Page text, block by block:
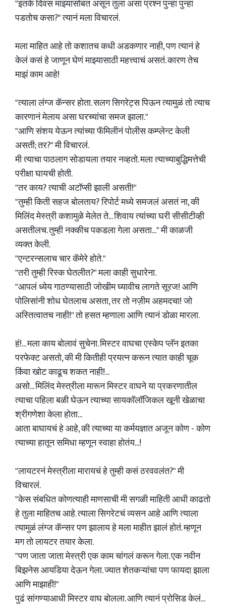
"इतके दिवस माझ्यासोबत असून तुला असा प्रश्न पुन्हा पुन्हा
पडतोच कसा?" त्यानं मला विचारलं.
मला माहित आहे तो कशातच कधी अडकणार नाही, पण त्यानं हे
केलं कसं हे जाणून घेणं माझ्यासाठी महत्त्वाचं असतं. कारण तेच
माझं काम आहे!
"त्याला लंग्ज कॅन्सर होता. सलग सिगरेट्स पिऊन त्यामुळं तो त्याच
कारणानं मेलाय असा घरच्यांचा समज झाला."
"आणि संशय येऊन त्यांच्या फॅमिलीनं पोलीस कम्प्लेन्ट केली
असती; तर?" मी विचारलं.
मी त्याचा पाठलाग सोडायला तयार नव्हतो. मला त्याच्याबुद्धिमत्तेची
परीक्षा घायची होती.
"तर काय? त्याची अटॉप्सी झाली असती!"
"तुम्ही किती सहज बोलताय? रिपोर्ट मध्ये समजलं असतं ना, की
मिलिंद मेस्त्री कशामुळे मेलेत ते... शिवाय त्यांच्या घरी सीसीटीव्ही
असतीलच. तुम्ही नक्कीच पकडला गेला असता..." मी काळजी
व्यक्त केली.
"एन्टरन्सलाच चार कॅमेरे होते."
"तरी तुम्ही रिस्क घेतलीत?" मला काही सुधारेना.
"आपलं ध्येय गाठण्यासाठी जोखीम घ्यावीच लागते सूरज! आणि
पोलिसांनी शोध घेतलाच असता, तर तो नज़ीम अहमदचा! जो
अस्तित्वातच नाही!" तो हसत म्हणाला आणि त्यानं डोळा मारला.
हं!... मला काय बोलावं सुचेना. मिस्टर वाघचा एस्केप प्लॅन इतका
परफेक्ट असतो, की मी कितीही प्रयत्न करून त्यात काही चूक
किंवा खोट काढूच शकत नाही!...
असो... मिलिंद मेस्त्रीला मारून मिस्टर वाघने या प्रकरणातील
त्याचा पहिला बळी घेऊन त्याच्या सायकॉलॉजिकल खूनी खेळाचा
श्रीगणेशा केला होता...
आता बाघायचं हे आहे, की त्याच्या या कर्मयज्ञात अजून कोण - कोण
त्याच्या हातून समिधा म्हणून स्वाहा होतंय...!
"लायटरनं मेस्त्रीला मारायचं हे तुम्ही कसं ठरववलंत?" मी
विचारलं.
"केस संबधित कोणत्याही माणसाची मी सगळी माहिती आधी काढतो
हे तुला माहितच आहे. त्याला सिगरेटचं व्यसन आहे आणि त्याला
त्यामुळं लंग्ज कॅन्सर पण झालाय हे मला माहीत झालं होतं. म्हणून
मग तो लायटर तयार केला.
"पण जाता जाता मेस्त्री एक काम चांगलं करून गेला. एक नवीन
बिझनेस आयडिया देऊन गेला. ज्यात शेतकऱ्यांचा पण फायदा झाला
आणि माझाही!"
पुढं सांगण्याआधी मिस्टर वाघ बोलला. आणि त्यानं प्रोसिड केलं...